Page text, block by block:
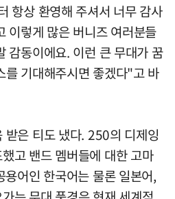
항상 환영해 주셔서 너무 감사
이렇게 많은 버니즈 여러분들
감동이에요. 이런 큰 무대가 꿈
를 기대해주시면 좋겠다"고 바
받은 티도 냈다. 250의 디제잉
고 밴드 멤버들에 대한 고마
어인 한국어는 물론 일본어,